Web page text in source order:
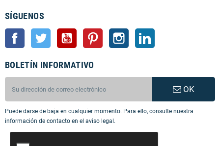
SÍGUENOS
Facebook Twitter YouTube Pinterest Instagram
BOLETÍN INFORMATIVO
OK
Puede darse de baja en cualquier momento. Para ello, consulte nuestra
información de contacto en el aviso legal.